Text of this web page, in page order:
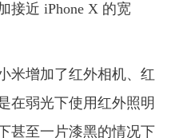
接近 iPhone X 的宽
米增加了红外相机、红
在弱光下使用红外照明
甚至一片漆黑的情况下